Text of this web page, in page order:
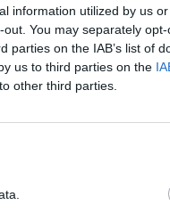
information utilized by us
You may separately
parties on the IAB’s list of
us to third parties on the
other third parties.